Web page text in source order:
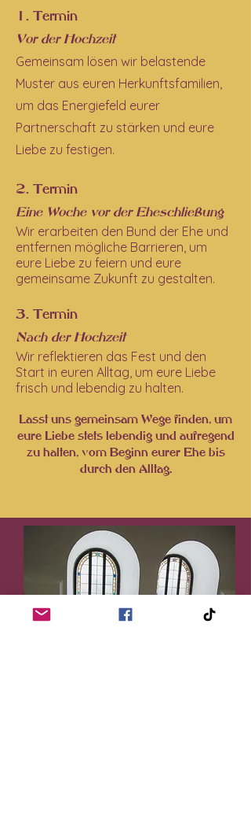
1. Termin
Vor der Hochzeit
Gemeinsam lösen wir belastende
Muster aus euren Herkunftsfamilien,
um das Energiefeld eurer
Partnerschaft zu stärken und eure
Liebe zu festigen.
2. Termin
Eine Woche vor der Eheschließung
Wir erarbeiten den Bund der Ehe und
entfernen mögliche Barrieren, um
eure Liebe zu feiern und eure
gemeinsame Zukunft zu gestalten.
3. Termin
Nach der Hochzeit
Wir reflektieren das Fest und den
Start in euren Alltag, um eure Liebe
frisch und lebendig zu halten.
Lasst uns gemeinsam Wege finden, um
eure Liebe stets lebendig und aufregend
zu halten, vom Beginn eurer Ehe bis
durch den Alltag.